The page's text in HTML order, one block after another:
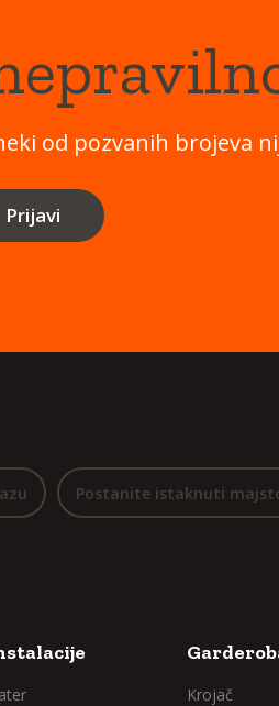
od pozvanih brojeva
Prijavi
Postanite istaknuti
Krojač